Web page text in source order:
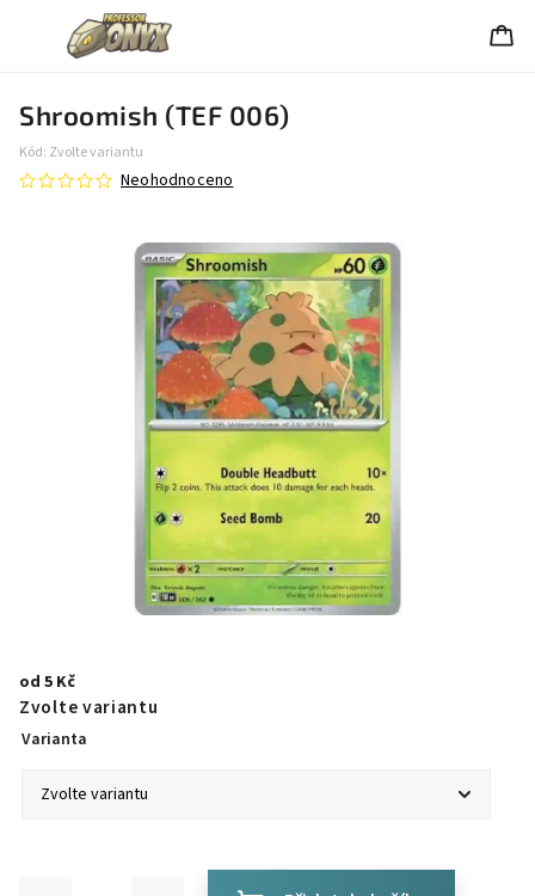
Shroomish (TEF 006)
Kód: Zvolte variantu
Neohodnoceno
od 5 Kč
Zvolte variantu
Varianta